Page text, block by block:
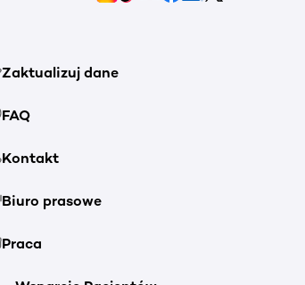
Zaktualizuj dane
FAQ
Kontakt
Biuro prasowe
Praca